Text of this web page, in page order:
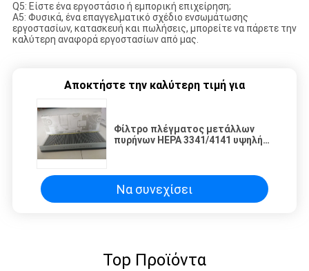
Q5: Είστε ένα εργοστάσιο ή εμπορική επιχείρηση;
A5: Φυσικά, ένα επαγγελματικό σχέδιο ενσωμάτωσης
εργοστασίων, κατασκευή και πωλήσεις, μπορείτε να πάρετε την
καλύτερη αναφορά εργοστασίων από μας.
Αποκτήστε την καλύτερη τιμή για
Φίλτρο πλέγματος μετάλλων
πυρήνων HEPA 3341/4141 υψηλής
Να συνεχίσει
Top Προϊόντα